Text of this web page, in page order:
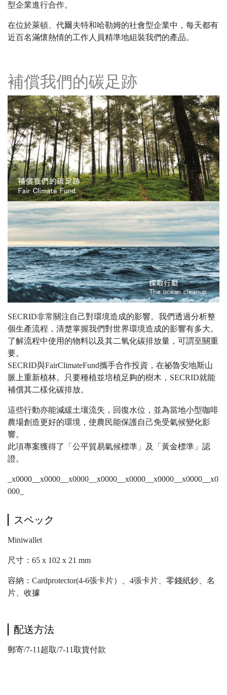
型企業進行合作。
在位於萊頓、代爾夫特和哈勒姆的社會型企業中，每天都有
近百名滿懷熱情的工作人員精準地組裝我們的產品。
補償我們的碳足跡
SECRID非常關注自己對環境造成的影響。我們透過分析整
個生產流程，清楚掌握我們對世界環境造成的影響有多大。
了解流程中使用的物料以及其二氧化碳排放量，可謂至關重
要。
SECRID與FairClimateFund攜手合作投資，在祕魯安地斯山
脈上重新植林。只要種植並培植足夠的樹木，SECRID就能
補償其二樣化碳排放。
這些行動亦能減緩土壤流失，回復水位，並為當地小型咖啡
農場創造更好的環境，使農民能保護自己免受氣候變化影
響。
此項專案獲得了「公平貿易氣候標準」及「黃金標準」認
證。
_x0000__x0000__x0000__x0000__x0000__x0000__x0000__x0
000_
スペック
Miniwallet
尺寸：65 x 102 x 21 mm
容納：Cardprotector(4-6張卡片）、4張卡片、零錢紙鈔、名
片、收據
配送方法
郵寄/7-11超取/7-11取貨付款